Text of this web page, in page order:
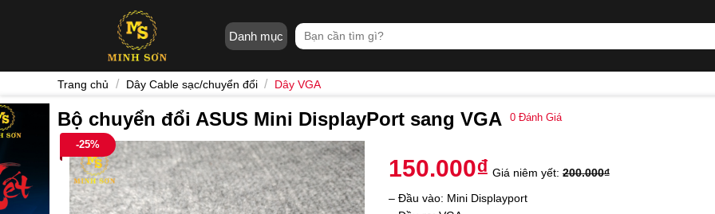
Danh mục
Tìm
kiếm:
Trang chủ / Dây Cable sạc/chuyển đổi / Dây VGA
Bộ chuyển đổi ASUS Mini DisplayPort sang VGA 0 Đánh Giá
-25%
150.000₫ Giá niêm yết: 200.000₫
– Đầu vào: Mini Displayport